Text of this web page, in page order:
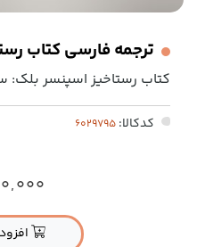
ترجمه فارسی کتاب
کتاب رستاخیز اسپنسر بلک:
کدکالا: